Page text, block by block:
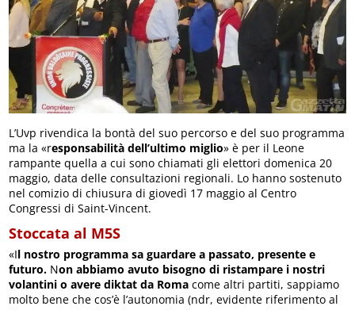
L’Uvp rivendica la bontà del suo percorso e del suo programma
ma la «responsabilità dell’ultimo miglio» è per il Leone
rampante quella a cui sono chiamati gli elettori domenica 20
maggio, data delle consultazioni regionali. Lo hanno sostenuto
nel comizio di chiusura di giovedì 17 maggio al Centro
Congressi di Saint-Vincent.
Stoccata al M5S
«Il nostro programma sa guardare a passato, presente e
futuro. Non abbiamo avuto bisogno di ristampare i nostri
volantini o avere diktat da Roma come altri partiti, sappiamo
molto bene che cos’è l’autonomia (ndr, evidente riferimento al